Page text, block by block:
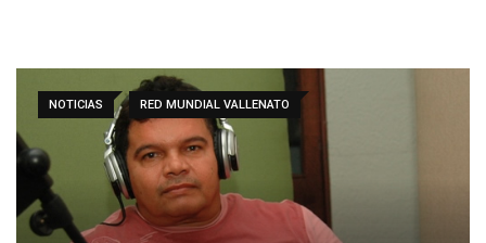
NOTICIAS RED MUNDIAL VALLENATO